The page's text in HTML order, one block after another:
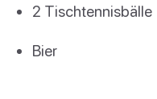
2 Tischtennisbälle
Bier